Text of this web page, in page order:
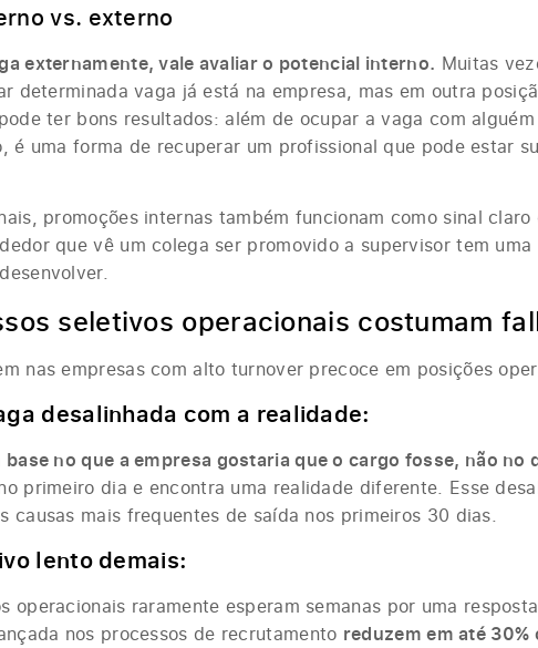
vs. externo
externamente, vale avaliar o potencial interno. Muitas
determinada vaga já está na empresa, mas em outra
ter bons resultados: além de ocupar a vaga com
é uma forma de recuperar um profissional que pode estar
promoções internas também funcionam como sinal
que vê um colega ser promovido a supervisor tem
seletivos operacionais costumam
nas empresas com alto turnover precoce em posições
desalinhada com a realidade:
base no que a empresa gostaria que o cargo fosse, não no
primeiro dia e encontra uma realidade diferente. Esse
causas mais frequentes de saída nos primeiros 30 dias.
lento demais:
operacionais raramente esperam semanas por uma
nos processos de recrutamento reduzem em até